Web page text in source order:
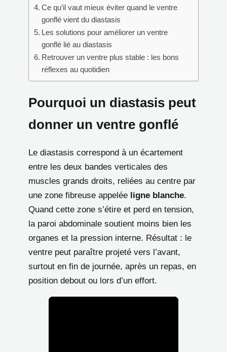
Ce qu’il vaut mieux éviter quand le ventre
gonflé vient du diastasis
Les solutions pour améliorer un ventre
gonflé lié au diastasis
Retrouver un ventre plus stable : les bons
réflexes au quotidien
Pourquoi un diastasis peut
donner un ventre gonflé
Le diastasis correspond à un écartement
entre les deux bandes verticales des
muscles grands droits, reliées au centre par
une zone fibreuse appelée ligne blanche.
Quand cette zone s’étire et perd en tension,
la paroi abdominale soutient moins bien les
organes et la pression interne. Résultat : le
ventre peut paraître projeté vers l’avant,
surtout en fin de journée, après un repas, en
position debout ou lors d’un effort.